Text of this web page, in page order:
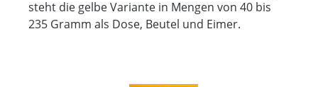
steht die gelbe Variante in Mengen von 40 bis
235 Gramm als Dose, Beutel und Eimer.